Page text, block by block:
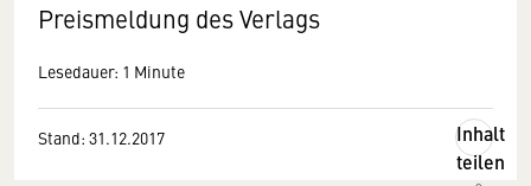
Preismeldung des Verlags
Lesedauer: 1 Minute
Stand: 31.12.2017
Inhalt
teilen